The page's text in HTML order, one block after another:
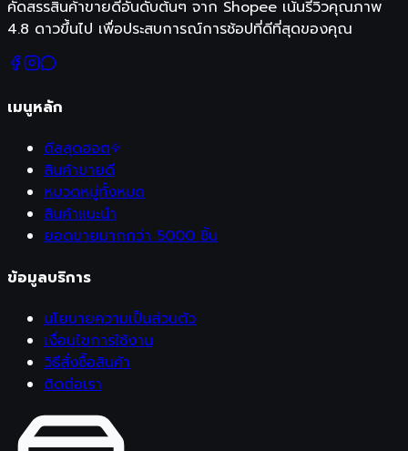
คัดสรรสินค้าขายดีอันดับต้นๆ จาก Shopee เน้นรีวิวคุณภาพ
4.8 ดาวขึ้นไป เพื่อประสบการณ์การช้อปที่ดีที่สุดของคุณ
เมนูหลัก
ดีลสุดฮอต
สินค้าขายดี
หมวดหมู่ทั้งหมด
สินค้าแนะนำ
ยอดขายมากกว่า 5000 ชิ้น
ข้อมูลบริการ
นโยบายความเป็นส่วนตัว
เงื่อนไขการใช้งาน
วิธีสั่งซื้อสินค้า
ติดต่อเรา